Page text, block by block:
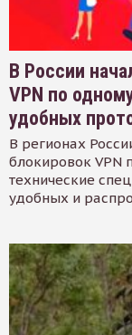
В России
VPN по
удобных
В регионах
блокировок VPN
технические
удобных и